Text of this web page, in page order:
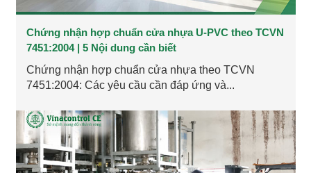
Chứng nhận hợp chuẩn cửa nhựa U-PVC theo TCVN
7451:2004 | 5 Nội dung cần biết
Chứng nhận hợp chuẩn cửa nhựa theo TCVN
7451:2004: Các yêu cầu cần đáp ứng và...